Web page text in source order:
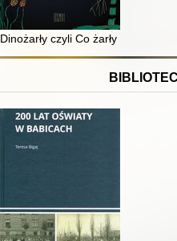
Dinożarły czyli Co żarły dinozaury